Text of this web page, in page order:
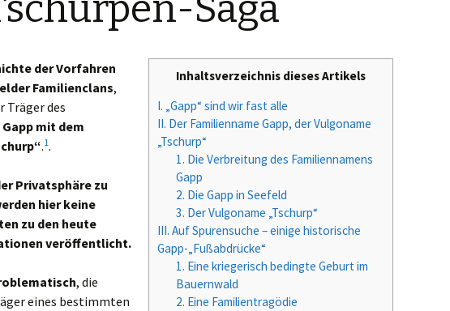
Die Seefelder Rauth
– Die „Rauth-Saga“
Die Seefelder Sailer –
Teil 1: Die
„Jagermartler“
Die Seefelder
Tiefenbrunner – Die
Saga“
Die Seefelder
Zunterer – Die
„Zunterer-Saga“
Inhaltsverzeichnis dieses Artikels
I. „Gapp“ sind wir fast alle
II. Der Familienname Gapp, der Vulgoname
„Tschurp“
1. Die Verbreitung des Familiennamens
Gapp
2. Die Gapp in Seefeld
3. Der Vulgoname „Tschurp“
III. Auf Spurensuche – einige historische
Gapp-„Fußabdrücke“
1. Eine kriegerisch bedingte Geburt im
Bauernwald
2. Eine Familientragödie
der Vorfahren
Familienclans,
Träger des
mit dem
.1.
Privatsphäre zu
hier keine
zu den heute
veröffentlicht.
, die
eines bestimmten